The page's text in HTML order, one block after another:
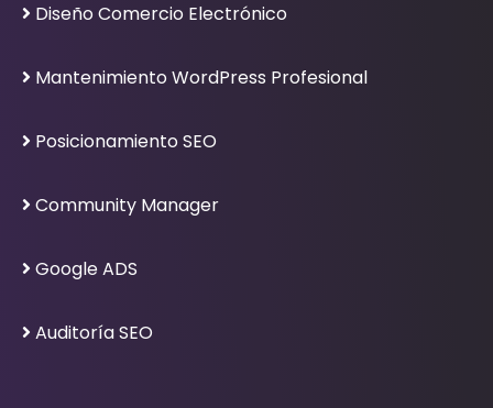
Diseño Comercio Electrónico
Mantenimiento WordPress Profesional
Posicionamiento SEO
Community Manager
Google ADS
Auditoría SEO